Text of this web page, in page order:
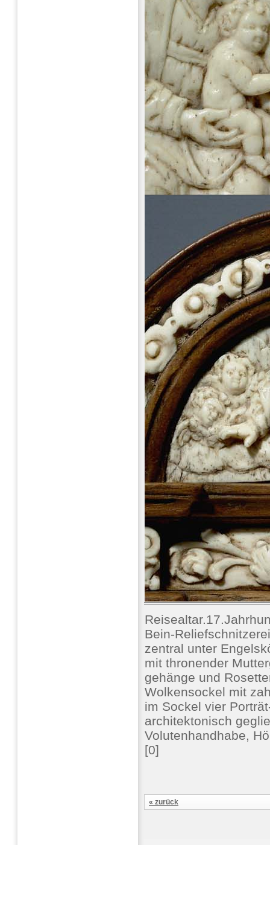
Bein-
zentral unter
mit thronender
gehänge und
Wolkensockel mit
im Sockel vier
architektonisch
Volutenhandhabe,
[0]
« zurück